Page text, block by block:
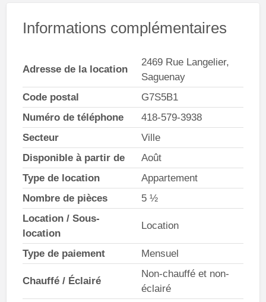
Informations complémentaires
Adresse de la location
2469 Rue Langelier,
Saguenay
Code postal
G7S5B1
Numéro de téléphone
418-579-3938
Secteur
Ville
Disponible à partir de
Août
Type de location
Appartement
Nombre de pièces
5 ½
Location / Sous-
location
Location
Type de paiement Mensuel
Chauffé / Éclairé
Non-chauffé et non-
éclairé